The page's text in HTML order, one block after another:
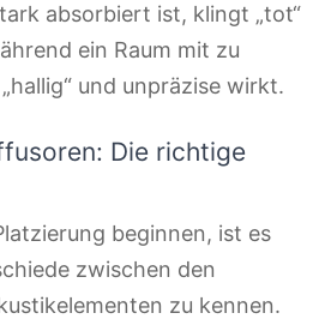
absorbiert ist, klingt „tot“
ein Raum mit zu
und unpräzise wirkt.
Die richtige
beginnen, ist es
zwischen den
zu kennen.